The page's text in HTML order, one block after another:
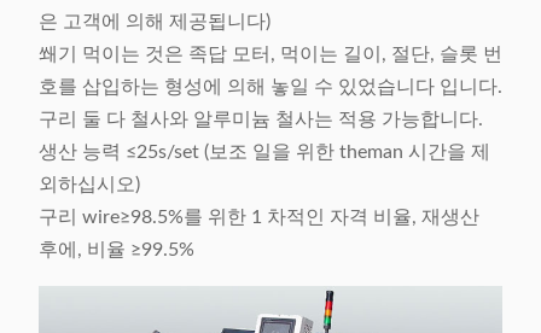
은 고객에 의해 제공됩니다)
쐐기 먹이는 것은 족답 모터, 먹이는 길이, 절단, 슬롯 번
호를 삽입하는 형성에 의해 놓일 수 있었습니다 입니다.
구리 둘 다 철사와 알루미늄 철사는 적용 가능합니다.
생산 능력 ≤25s/set (보조 일을 위한 theman 시간을 제
외하십시오)
구리 wire≥98.5%를 위한 1 차적인 자격 비율, 재생산
후에, 비율 ≥99.5%